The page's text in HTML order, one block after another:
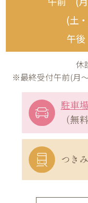
(土
午
休
※最終受付午前(月
駐車
（無料
つき